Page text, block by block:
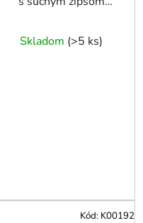
Skladom (>5 ks)
Kód: K00192